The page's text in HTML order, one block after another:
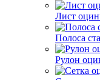
Лист
Полоса
Рулон